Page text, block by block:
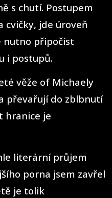
s chutí. Postupem
cvičky, jde úroveň
nutno připočíst
i postupů.
věže of Michaely
převařují do zblbnutí
hranice je
literární průjem
porna jsem zavřel
je tolik